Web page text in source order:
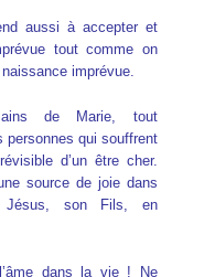
aussi à accepter et
tout comme on
imprévue.
de Marie, tout
personnes qui souffrent
d’un être cher.
source de joie dans
son Fils, en
dans la vie ! Ne